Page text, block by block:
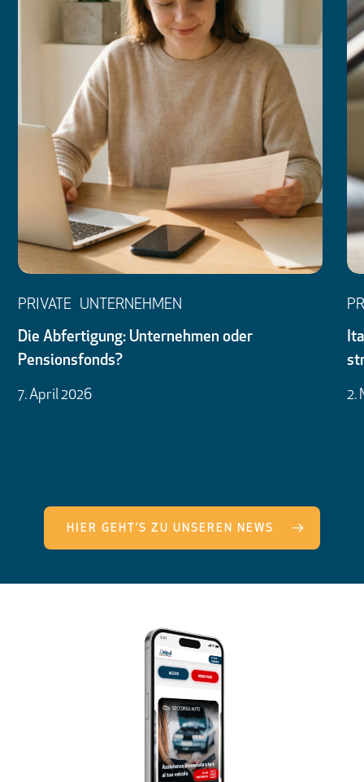
PRIVATE UNTERNEHMEN
Die Abfertigung: Unternehmen oder
Pensionsfonds?
7. April 2026 2.
HIER GEHT’S ZU UNSEREN NEWS